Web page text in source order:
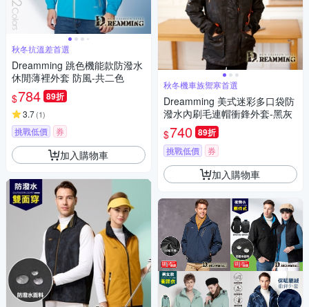
秋冬抗溫差首選
Dreamming 跳色機能款防潑水
休閒薄裡外套 防風-共二色
$784 89折
3.7(1)
挑戰低價 券
加入購物車
秋冬機車族禦寒首選
Dreamming 美式迷彩多口袋防
潑水內刷毛連帽衝鋒外套-黑灰
$740 89折
挑戰低價 券
加入購物車